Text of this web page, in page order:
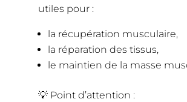
utiles pour :
la récupération musculaire,
la réparation des tissus,
le maintien de la masse
💡 Point d’attention :